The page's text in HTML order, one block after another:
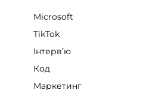
Microsoft
TikTok
Інтервʼю
Код
Маркетинг